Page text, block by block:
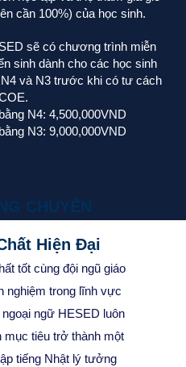
cần 100%) của học sinh.
sẽ có chương trình miễn
sinh dành cho các học sinh
và N3 trước khi có tư cách
N4: 4,500,000VND
N3: 9,000,000VND
CHUYÊN
Hiện Đại
tốt cùng đội ngũ giáo
nghiệm trong lĩnh vực
ngữ HESED luôn
mục tiêu trở thành một
tiếng Nhật lý tưởng